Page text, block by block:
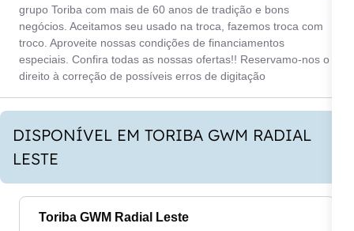
grupo Toriba com mais de 60 anos de tradição e bons
negócios. Aceitamos seu usado na troca, fazemos troca com
troco. Aproveite nossas condições de financiamentos
especiais. Confira todas as nossas ofertas!! Reservamo-nos o
direito à correção de possíveis erros de digitação
DISPONÍVEL EM TORIBA GWM RADIAL
LESTE
Toriba GWM Radial Leste